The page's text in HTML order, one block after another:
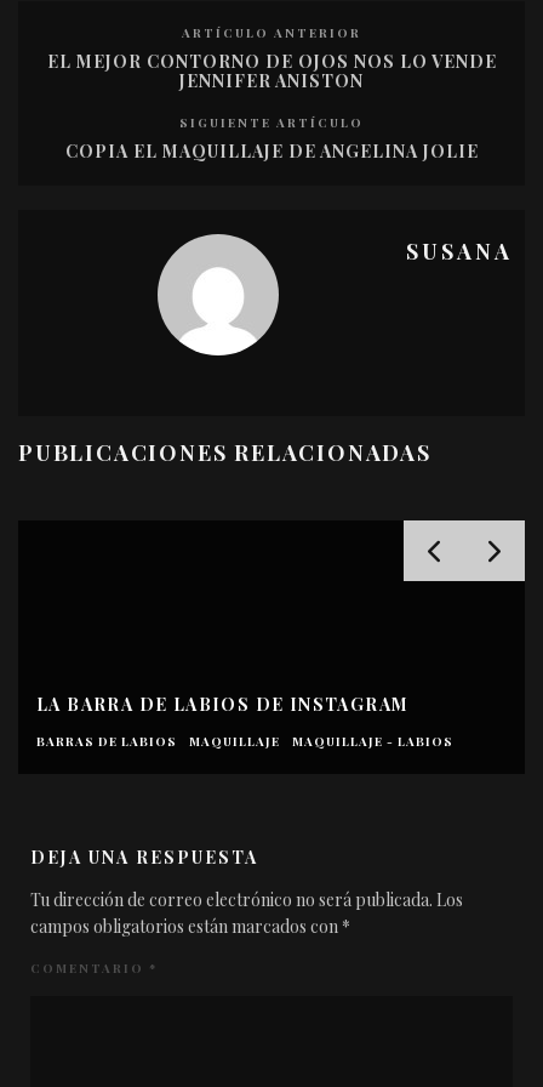
ARTÍCULO ANTERIOR
EL MEJOR CONTORNO DE OJOS NOS LO VENDE
JENNIFER ANISTON
SIGUIENTE ARTÍCULO
COPIA EL MAQUILLAJE DE ANGELINA JOLIE
SUSANA
PUBLICACIONES RELACIONADAS
MAL’
BARRAS DE LABIOS MAQUILLAJE MAQUILLAJE - LABIOS
DEJA UNA RESPUESTA
Tu dirección de correo electrónico no será publicada. Los
campos obligatorios están marcados con *
COMENTARIO *